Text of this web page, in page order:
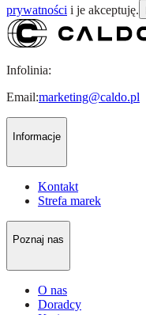
prywatności i je akceptuję.
Infolinia:
Email:marketing@caldo.pl
Informacje
Kontakt
Strefa marek
Poznaj nas
O nas
Doradcy